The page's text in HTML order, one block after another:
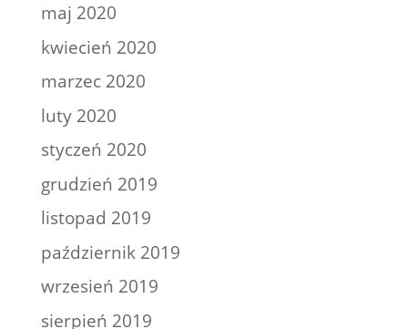
maj 2020
kwiecień 2020
marzec 2020
luty 2020
styczeń 2020
grudzień 2019
listopad 2019
październik 2019
wrzesień 2019
sierpień 2019